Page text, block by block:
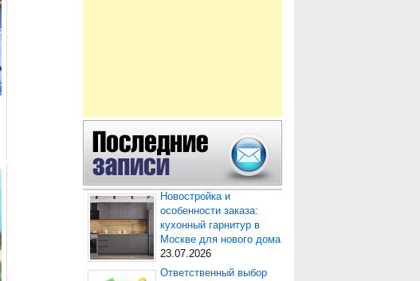
Новостройка и
особенности заказа:
кухонный гарнитур в
Москве для нового дома
23.07.2026
Ответственный выбор